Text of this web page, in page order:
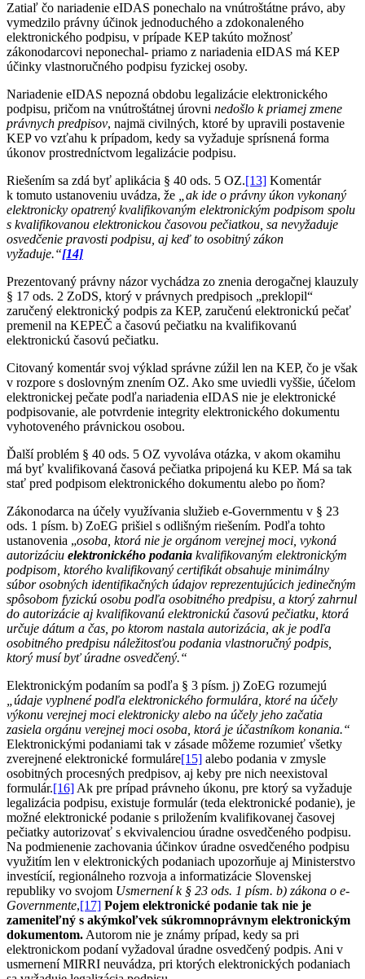
Zatiaľ čo nariadenie eIDAS ponechalo na vnútroštátne právo, aby
vymedzilo právny účinok jednoduchého a zdokonaleného
elektronického podpisu, v prípade KEP takúto možnosť
zákonodarcovi neponechal- priamo z nariadenia eIDAS má KEP
účinky vlastnoručného podpisu fyzickej osoby.
Nariadenie eIDAS nepozná obdobu legalizácie elektronického
podpisu, pričom na vnútroštátnej úrovni nedošlo k priamej zmene
právnych predpisov, najmä civilných, ktoré by upravili postavenie
KEP vo vzťahu k prípadom, kedy sa vyžaduje sprísnená forma
úkonov prostredníctvom legalizácie podpisu.
Riešením sa zdá byť aplikácia § 40 ods. 5 OZ.[13] Komentár
k tomuto ustanoveniu uvádza, že
„ak ide o právny úkon vykonaný
elektronicky opatrený kvalifikovaným elektronickým podpisom spolu
s kvalifikovanou elektronickou časovou pečiatkou, sa nevyžaduje
osvedčenie pravosti podpisu, aj keď to osobitný zákon
vyžaduje.“[14]
Prezentovaný právny názor vychádza zo znenia derogačnej klauzuly
§ 17 ods. 2 ZoDS, ktorý v právnych predpisoch „preklopil“
zaručený elektronický podpis za KEP, zaručenú elektronickú pečať
premenil na KEPEČ a časovú pečiatku na kvalifikovanú
elektronickú časovú pečiatku.
Citovaný komentár svoj výklad správne zúžil len na KEP, čo je však
v rozpore s doslovným znením OZ. Ako sme uviedli vyššie, účelom
elektronickej pečate podľa nariadenia eIDAS nie je elektronické
podpisovanie, ale potvrdenie integrity elektronického dokumentu
vyhotoveného právnickou osobou.
Ďalší problém § 40 ods. 5 OZ vyvoláva otázka, v akom okamihu
má byť kvalifikovaná časová pečiatka pripojená ku KEP. Má sa tak
stať pred podpisom elektronického dokumentu alebo po ňom?
Zákonodarca na účely využívania služieb e-Governmentu v § 23
ods. 1 písm. b) ZoEG prišiel s odlišným riešením. Podľa tohto
ustanovenia „osoba, ktorá nie je orgánom verejnej moci, vykoná
autorizáciu elektronického podania kvalifikovaným elektronickým
podpisom, ktorého kvalifikovaný certifikát obsahuje minimálny
súbor osobných identifikačných údajov reprezentujúcich jedinečným
spôsobom fyzickú osobu podľa osobitného predpisu, a ktorý zahrnul
do autorizácie aj kvalifikovanú elektronickú časovú pečiatku, ktorá
určuje dátum a čas, po ktorom nastala autorizácia, ak je podľa
osobitného predpisu náležitosťou podania vlastnoručný podpis,
ktorý musí byť úradne osvedčený.“
Elektronickým podaním sa podľa § 3 písm. j) ZoEG rozumejú
„údaje vyplnené podľa elektronického formulára, ktoré na účely
výkonu verejnej moci elektronicky alebo na účely jeho začatia
zasiela orgánu verejnej moci osoba, ktorá je účastníkom konania.“
Elektronickými podaniami tak v zásade môžeme rozumieť všetky
zverejnené elektronické formuláre[15] alebo podania v zmysle
osobitných procesných predpisov, aj keby pre nich neexistoval
formulár.[16] Ak pre prípad právneho úkonu, pre ktorý sa vyžaduje
legalizácia podpisu, existuje formulár (teda elektronické podanie), je
možné elektronické podanie s priložením kvalifikovanej časovej
pečiatky autorizovať s ekvivalenciou úradne osvedčeného podpisu.
Na podmienenie zachovania účinkov úradne osvedčeného podpisu
využitím len v elektronických podaniach upozorňuje aj Ministerstvo
investícií, regionálneho rozvoja a informatizácie Slovenskej
republiky vo svojom Usmernení k § 23 ods. 1 písm. b) zákona o e-
Governmente,[17] Pojem elektronické podanie tak nie je
zameniteľný s akýmkoľvek súkromnoprávnym elektronickým
dokumentom. Autorom nie je známy prípad, kedy sa pri
elektronickom podaní vyžadoval úradne osvedčený podpis. Ani v
usmernení MIRRI neuvádza, pri ktorých elektronických podaniach